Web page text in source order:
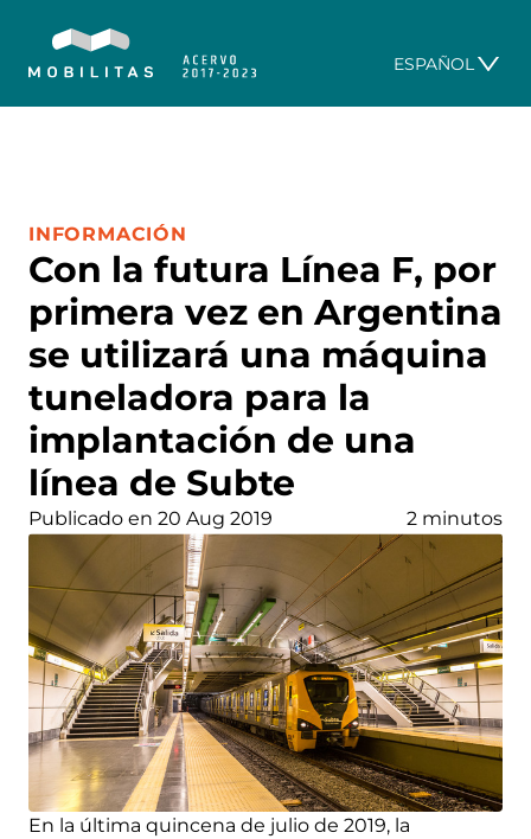
ESPAÑOL
Con la futura Línea F, por
primera vez en Argentina
se utilizará una máquina
tuneladora para la
implantación de una
línea de Subte
CATEGORÍA:
INFORMACIÓN
Publicado en 20 Aug 2019 2 minutos
En la última quincena de julio de 2019, la